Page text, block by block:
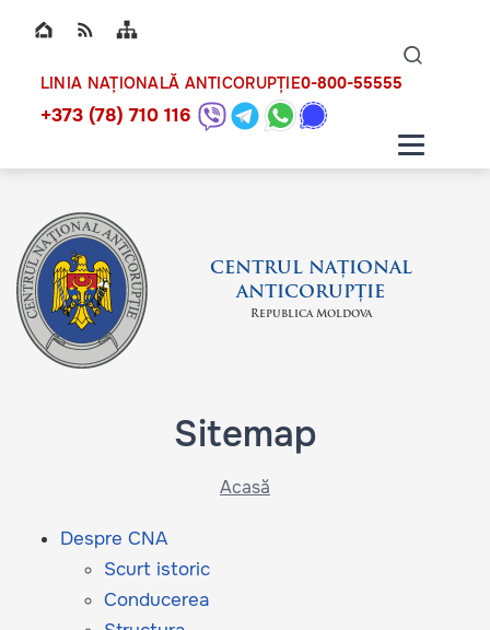
Top bar navigation
LINIA NAȚIONALĂ ANTICORUPȚIE0-800-55555
+373 (78) 710 116
CENTRUL NAȚIONAL
ANTICORUPȚIE
Republica Moldova
Sitemap
Acasă
Despre CNA
Scurt istoric
Conducerea